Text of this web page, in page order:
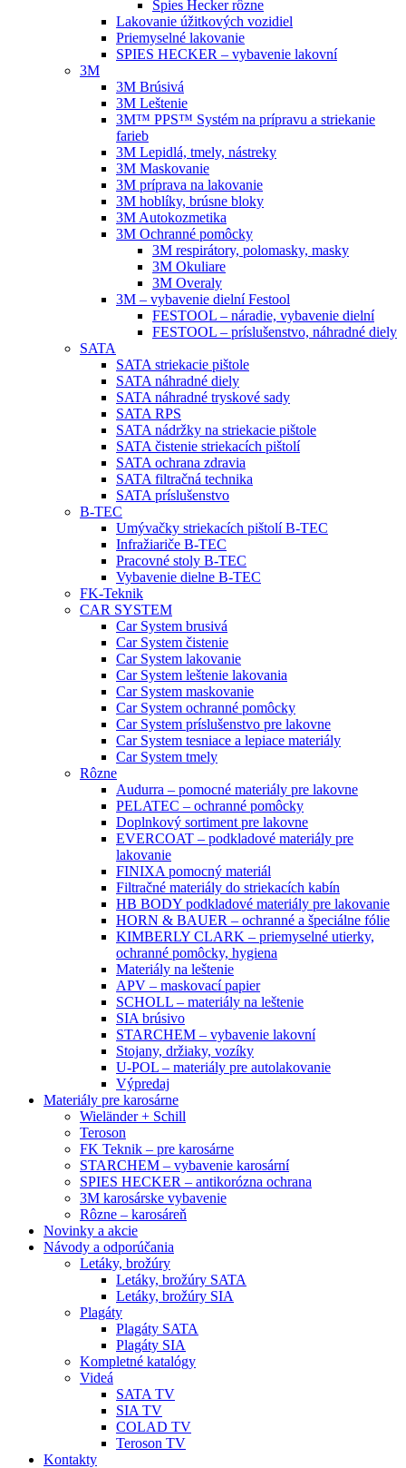
Spies Hecker rôzne
Lakovanie úžitkových vozidiel
Priemyselné lakovanie
SPIES HECKER – vybavenie lakovní
3M
3M Brúsivá
3M Leštenie
3M™ PPS™ Systém na prípravu a striekanie
farieb
3M Lepidlá, tmely, nástreky
3M Maskovanie
3M príprava na lakovanie
3M hoblíky, brúsne bloky
3M Autokozmetika
3M Ochranné pomôcky
3M respirátory, polomasky, masky
3M Okuliare
3M Overaly
3M – vybavenie dielní Festool
FESTOOL – náradie, vybavenie dielní
FESTOOL – príslušenstvo, náhradné diely
SATA
SATA striekacie pištole
SATA náhradné diely
SATA náhradné tryskové sady
SATA RPS
SATA nádržky na striekacie pištole
SATA čistenie striekacích pištolí
SATA ochrana zdravia
SATA filtračná technika
SATA príslušenstvo
B-TEC
Umývačky striekacích pištolí B-TEC
Infražiariče B-TEC
Pracovné stoly B-TEC
Vybavenie dielne B-TEC
FK-Teknik
CAR SYSTEM
Car System brusivá
Car System čistenie
Car System lakovanie
Car System leštenie lakovania
Car System maskovanie
Car System ochranné pomôcky
Car System príslušenstvo pre lakovne
Car System tesniace a lepiace materiály
Car System tmely
Rôzne
Audurra – pomocné materiály pre lakovne
PELATEC – ochranné pomôcky
Doplnkový sortiment pre lakovne
EVERCOAT – podkladové materiály pre
lakovanie
FINIXA pomocný materiál
Filtračné materiály do striekacích kabín
HB BODY podkladové materiály pre lakovanie
HORN & BAUER – ochranné a špeciálne fólie
KIMBERLY CLARK – priemyselné utierky,
ochranné pomôcky, hygiena
Materiály na leštenie
APV – maskovací papier
SCHOLL – materiály na leštenie
SIA brúsivo
STARCHEM – vybavenie lakovní
Stojany, držiaky, vozíky
U-POL – materiály pre autolakovanie
Výpredaj
Materiály pre karosárne
Wieländer + Schill
Teroson
FK Teknik – pre karosárne
STARCHEM – vybavenie karosární
SPIES HECKER – antikorózna ochrana
3M karosárske vybavenie
Rôzne – karosáreň
Novinky a akcie
Návody a odporúčania
Letáky, brožúry
Letáky, brožúry SATA
Letáky, brožúry SIA
Plagáty
Plagáty SATA
Plagáty SIA
Kompletné katalógy
Videá
SATA TV
SIA TV
COLAD TV
Teroson TV
Kontakty